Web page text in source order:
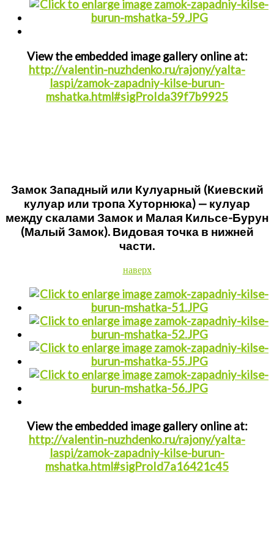
View the embedded image gallery online at:
http://valentin-nuzhdenko.ru/rajony/yalta-
laspi/zamok-zapadniy-kilse-burun-
mshatka.html#sigProIda39f7b9925
Замок Западный или Кулуарный (Киевский
кулуар или тропа Хуторнюка) — кулуар
между скалами Замок и Малая Кильсе-Бурун
(Малый Замок). Видовая точка в нижней
части.
наверх
View the embedded image gallery online at:
http://valentin-nuzhdenko.ru/rajony/yalta-
laspi/zamok-zapadniy-kilse-burun-
mshatka.html#sigProId7a16421c45